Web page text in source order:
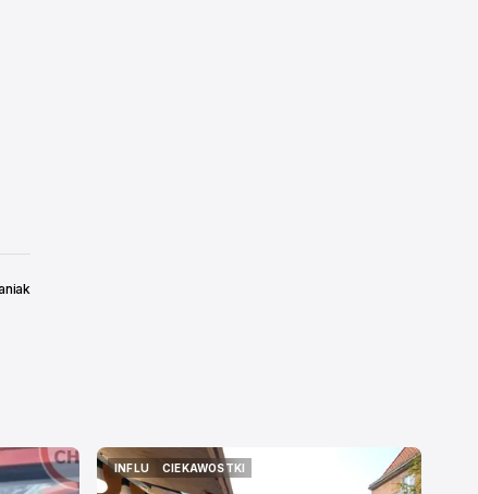
INFLU
INFLU
CIEKAWOSTKI
CIEKAWOSTKI